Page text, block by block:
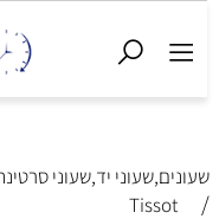
שעונים,שעוני יד,שעוני
/
Tissot